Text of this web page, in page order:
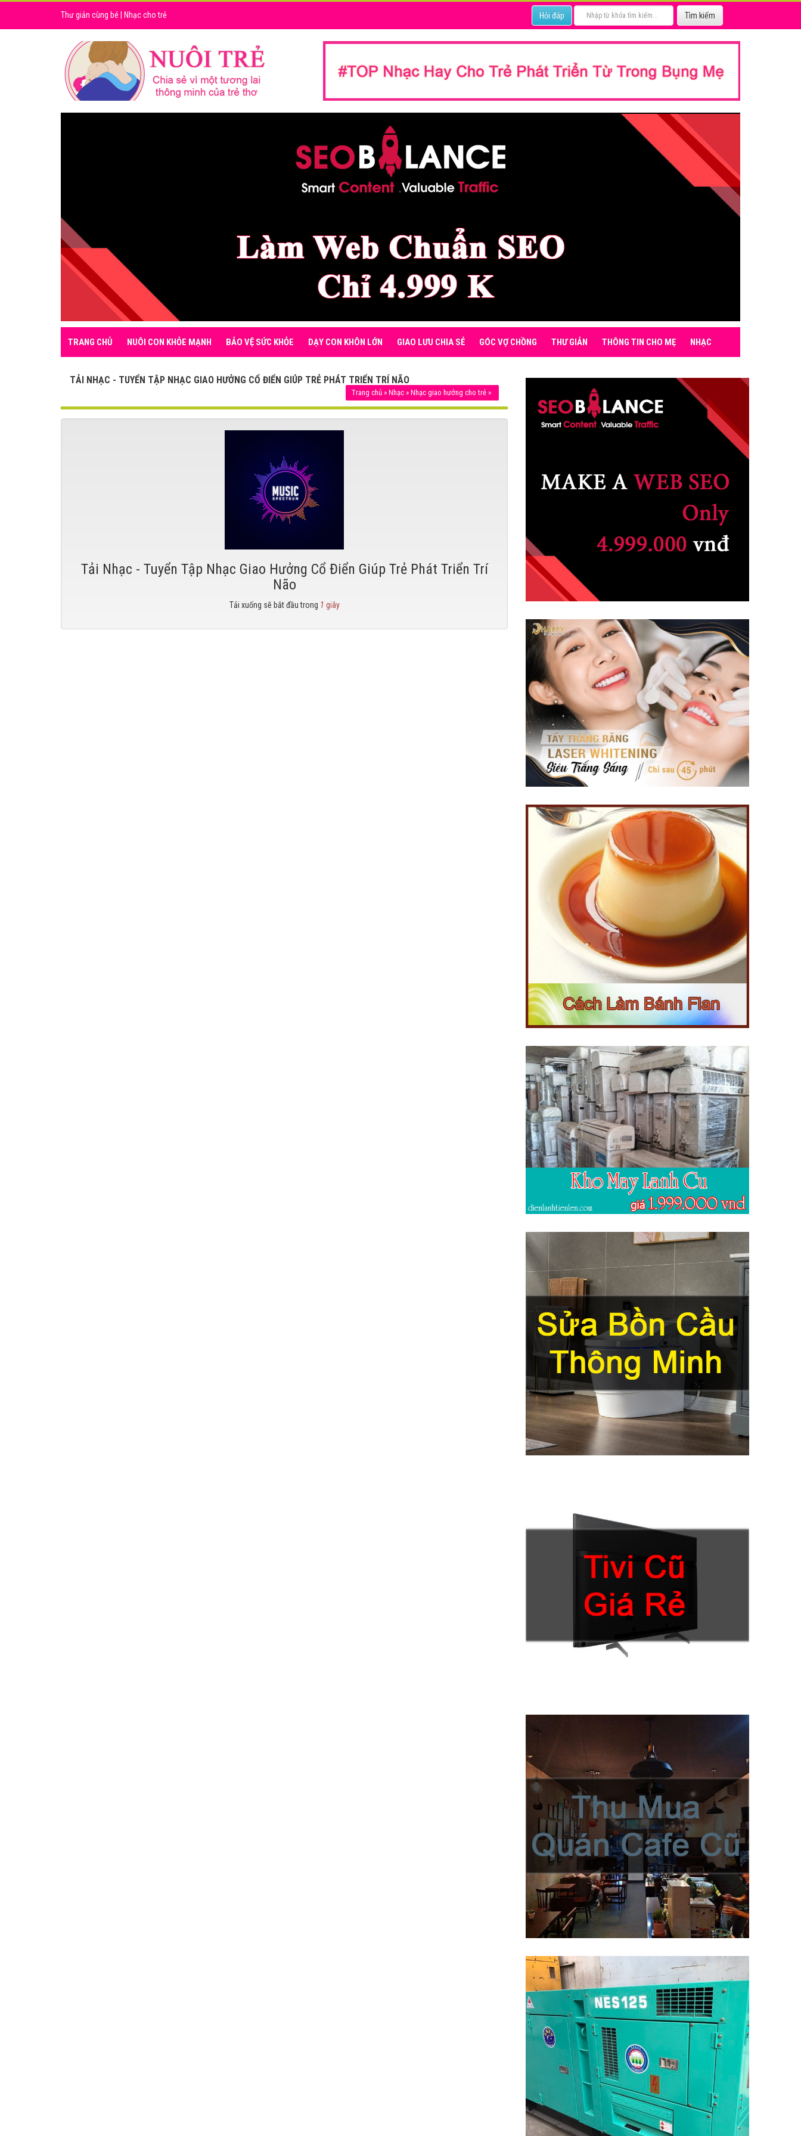
Thư giản cùng bé Nhạc cho trẻ Hỏi đáp
TRANG CHỦ NUÔI CON KHỎE MẠNH BẢO VỆ SỨC KHỎE DẠY CON KHÔN LỚN GIAO LƯU CHIA SẺ GÓC VỢ CHỒNG THƯ GIẢN THÔNG TIN CHO MẸ NHẠC
TẢI NHẠC - TUYỂN TẬP NHẠC GIAO HƯỞNG CỔ ĐIỂN GIÚP TRẺ PHÁT TRIỂN TRÍ NÃO
Trang chủ » Nhạc » Nhạc giao hưởng cho trẻ »
Tải Nhạc - Tuyển Tập Nhạc Giao Hưởng Cổ Điển Giúp Trẻ Phát Triển Trí
Não
Tải xuống sẽ bắt đầu trong 0 giây
Tải nhạc MP3 về máy tính.